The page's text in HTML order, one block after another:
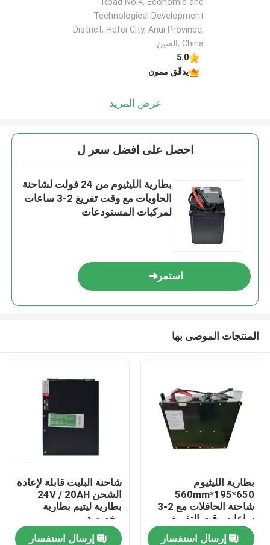
بيت
Technological Development
District, Hefei City, Anui Province,
China ,الصين
5.0
يدقّق ممون
عرض المزيد
احصل على افضل سعر ل
بطارية الليثيوم من 24 فولت لشاحنة
الحاويات مع وقت تفريغ 2-3 ساعات
لمركبات المستودعات
استمر
المنتجات الموصى بها
بطارية الليثيوم
650*195*560mm
شاحنة الحافلات مع 2-3
ساعات وقت التفريغ
للعمليات
إرسال استفسار
شاحنة البليت قابلة لإعادة
الشحن 24V / 20AH
بطارية ليتيم بطارية
مخصصة
إرسال استفسار